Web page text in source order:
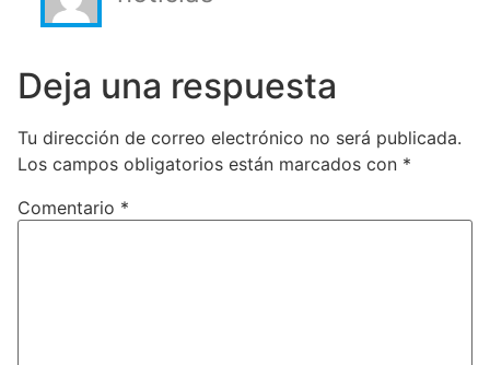
Deja una respuesta
Tu dirección de correo electrónico no será publicada.
Los campos obligatorios están marcados con *
Comentario *